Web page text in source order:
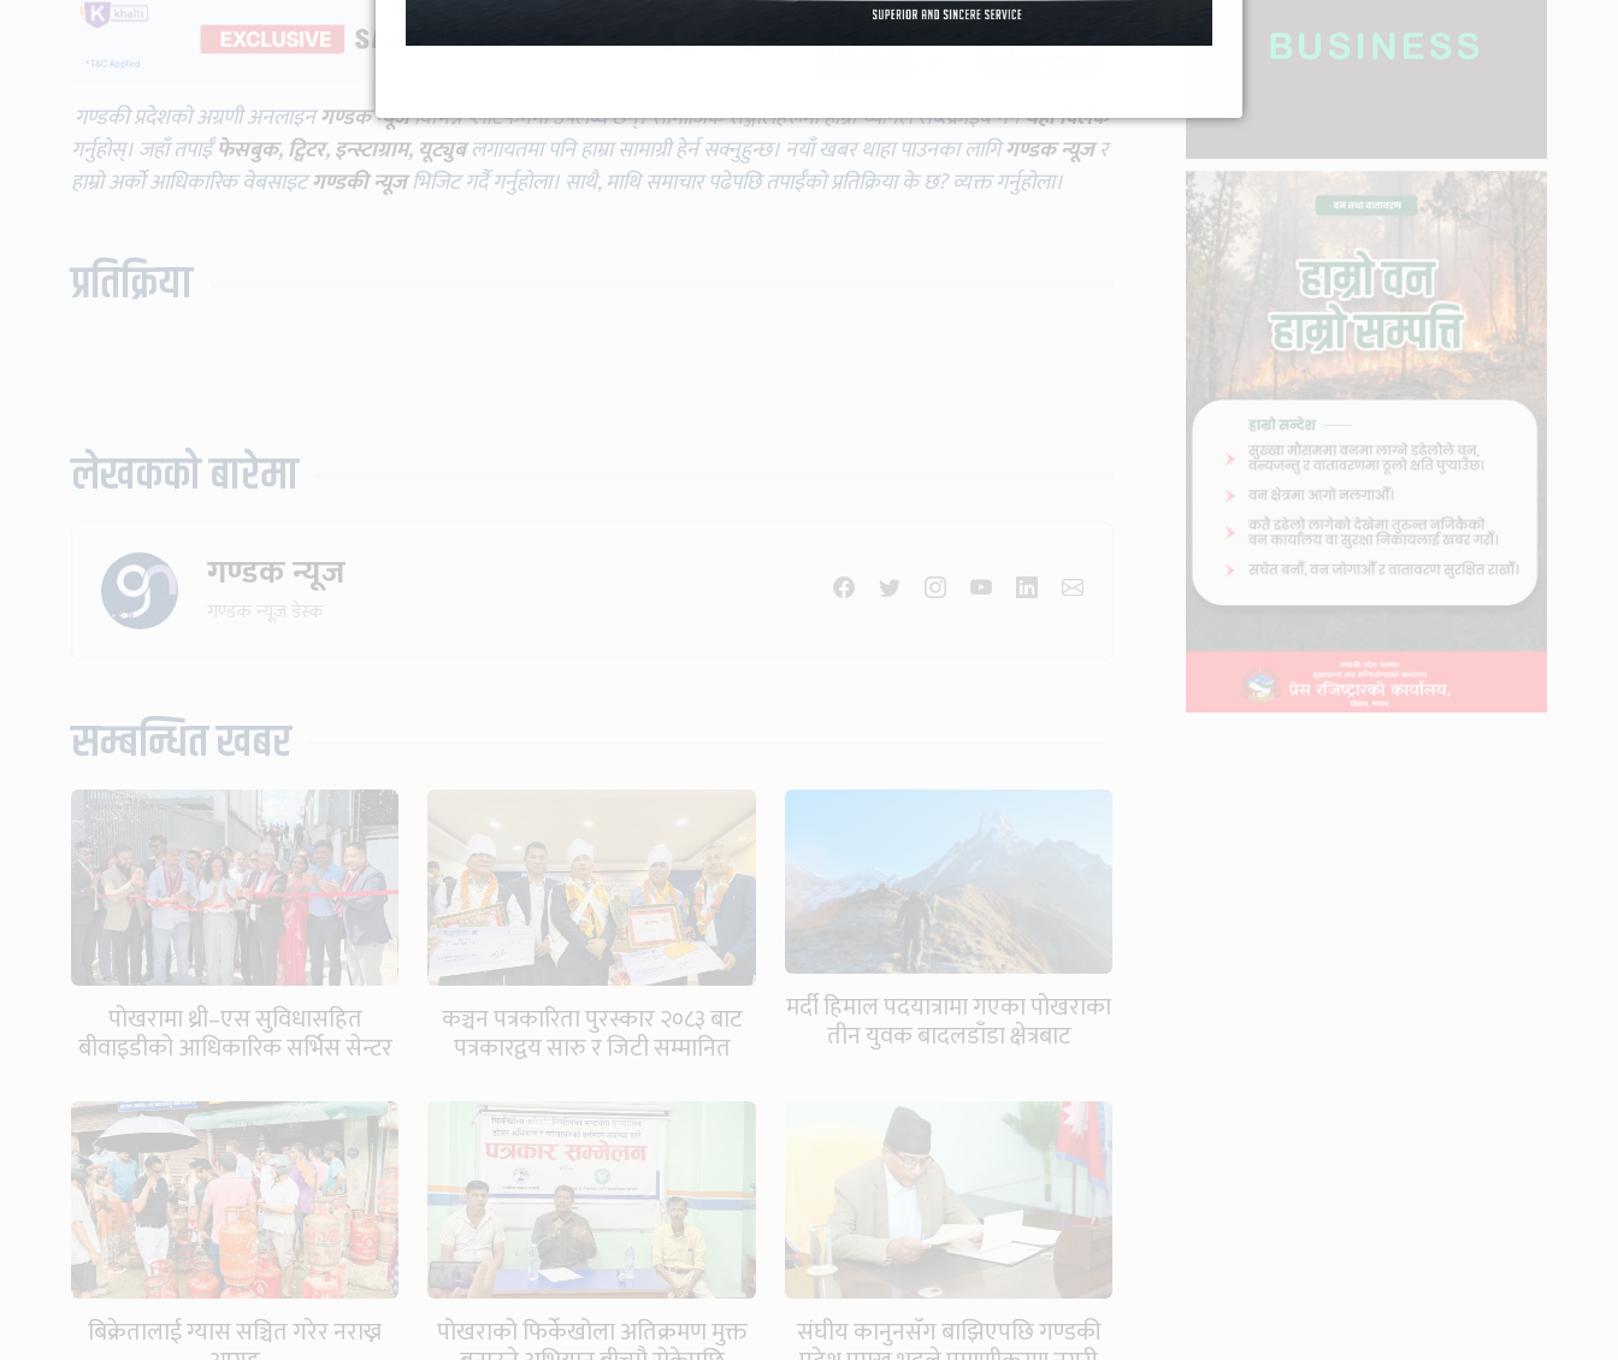
गण्डकी प्रदेशको अग्रणी अनलाइनगण्डक न्यूजविभिन्न प्लाटफर्ममा उपलब्ध छन्। सामाजिक सञ्जालहरूमा हाम्रो च्यानल सब्स्क्राइब गर्नयहाँ क्लिक
गर्नुहोस्। जहाँ तपाईँफेसबुक,ट्विटर,इन्स्टाग्राम, यूट्युब लगायतमा पनि हाम्रा सामाग्री हेर्न सक्नुहुन्छ। नयाँ खबर थाहा पाउनका लागिगण्डक न्यूजर
हाम्रो अर्को आधिकारिक वेबसाइटगण्डकी न्यूजभिजिट गर्दै गर्नुहोला। साथै, माथि समाचार पढेपछि तपाईँको प्रतिक्रिया के छ? व्यक्त गर्नुहोला।
प्रतिक्रिया
लेखकको बारेमा
गण्डक न्यूज
गण्डक न्यूज डेस्क
सम्बन्धित खबर
पोखरामा थ्री–एस सुविधासहित
बीवाइडीको आधिकारिक सर्भिस सेन्टर
कञ्चन पत्रकारिता पुरस्कार २०८३ बाट
पत्रकारद्वय सारु र जिटी सम्मानित
मर्दी हिमाल पदयात्रामा गएका पोखराका
तीन युवक बादलडाँडा क्षेत्रबाट
बिक्रेतालाई ग्यास सञ्चित गरेर नराख्न पोखराको फिर्केखोला अतिक्रमण मुक्त संघीय कानुनसँग बाझिएपछि गण्डकी